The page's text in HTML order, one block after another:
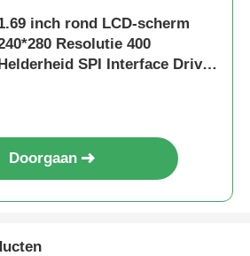
inch rond LCD-scherm
Resolutie 400
SPI Interface Driver
Doorgaan